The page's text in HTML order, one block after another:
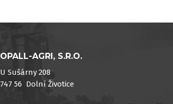
OPALL-AGRI, S.R.O.
U Sušárny 208
747 56 Dolní Životice